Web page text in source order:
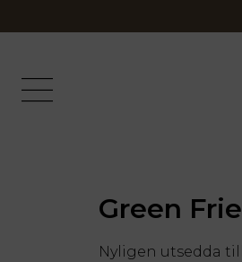
Green
Nyligen utsedda